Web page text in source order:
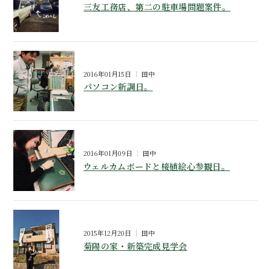
三友工務店、第二の駐車場問題案件。
2016年01月15日 田中
パソコン新調日。
2016年01月09日 田中
ウェルカムボードと椄植絵心参観日。
2015年12月20日 田中
菊陽の家・新築完成見学会